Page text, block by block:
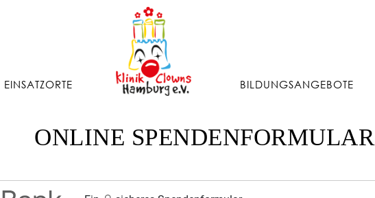
EINSATZORTE BILDUNGSANGEBOTE
ONLINE SPENDENFORMULAR